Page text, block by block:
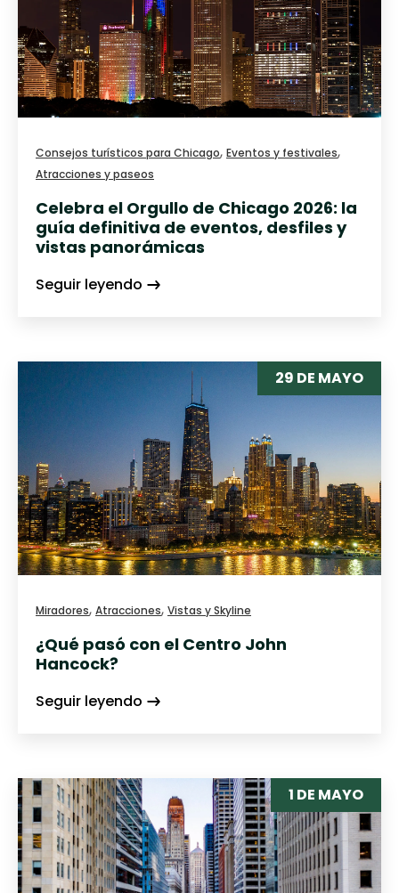
Consejos turísticos para Chicago, Eventos y festivales,
Atracciones y paseos
Celebra el Orgullo de Chicago 2026: la
guía definitiva de eventos, desfiles y
vistas panorámicas
Seguir leyendo
29 DE MAYO
Miradores, Atracciones, Vistas y Skyline
¿Qué pasó con el Centro John
Hancock?
Seguir leyendo
1 DE MAYO